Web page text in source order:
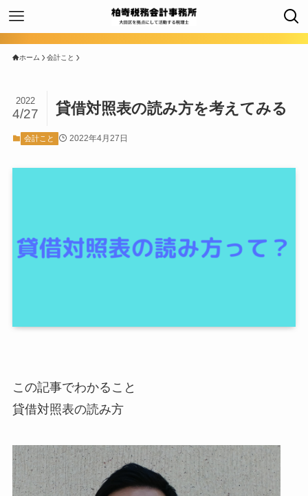
ホーム 会計こと
貸借対照表の読み方を考えてみる
2022
4/27
会計こと 2022年4月27日
この記事でわかること
貸借対照表の読み方